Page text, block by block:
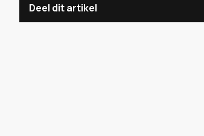
Deel dit artikel